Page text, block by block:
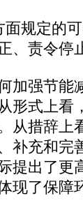
定的可
、责令停
强节能
形式上看
从措辞上
补充和完
提出了更
现了保障